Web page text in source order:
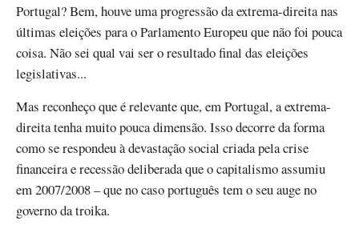
Portugal? Bem, houve uma progressão da extrema-direita nas
últimas eleições para o Parlamento Europeu que não foi pouca
coisa. Não sei qual vai ser o resultado final das eleições
legislativas...
Mas reconheço que é relevante que, em Portugal, a extrema-
direita tenha muito pouca dimensão. Isso decorre da forma
como se respondeu à devastação social criada pela crise
financeira e recessão deliberada que o capitalismo assumiu
em 2007/2008 – que no caso português tem o seu auge no
governo da troika.